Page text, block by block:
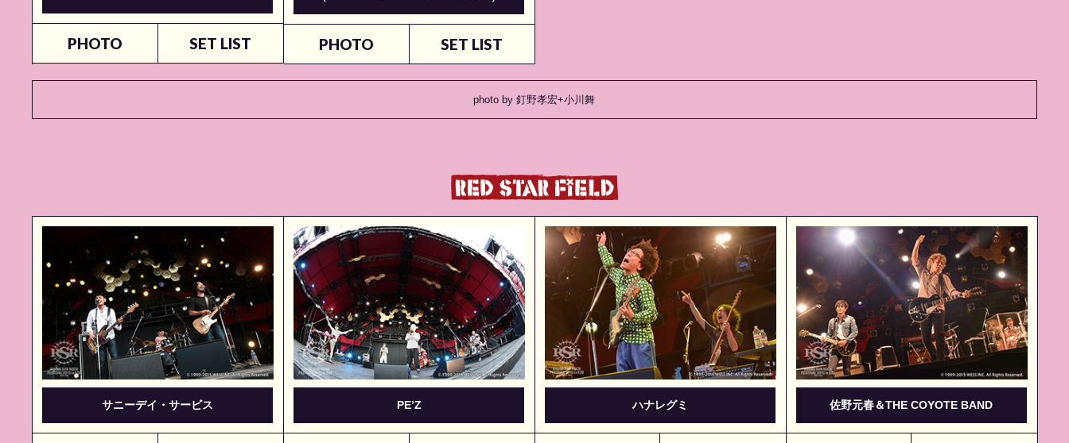
PHOTO SET LIST PHOTO SET LIST
photo by 釘野孝宏+小川舞
サニーデイ・サービス PE’Z ハナレグミ 佐野元春＆THE COYOTE BAND